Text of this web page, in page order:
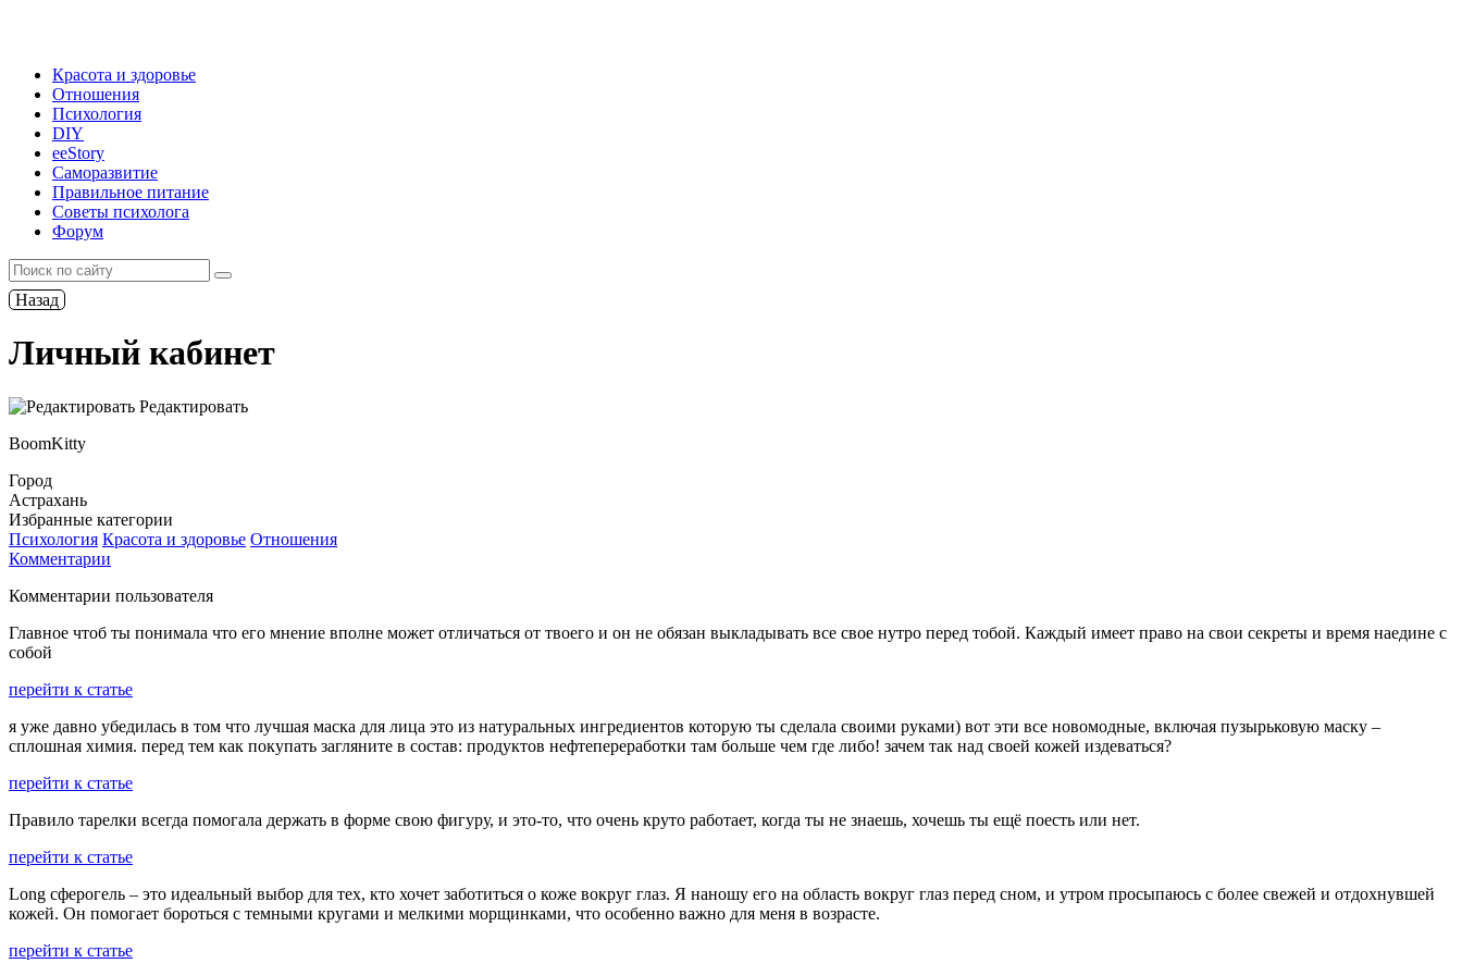
Красота и здоровье
Отношения
Психология
DIY
ееStory
Саморазвитие
Правильное питание
Советы психолога
Форум
Назад
Личный кабинет
Редактировать
BoomKitty
Город
Астрахань
Избранные категории
Психология Красота и здоровье Отношения
Комментарии
Комментарии пользователя
Главное чтоб ты понимала что его мнение вполне может отличаться от твоего и он не обязан выкладывать все свое нутро перед тобой. Каждый имеет право на свои секреты и время наедине с
собой
перейти к статье
я уже давно убедилась в том что лучшая маска для лица это из натуральных ингредиентов которую ты сделала своими руками) вот эти все новомодные, включая пузырьковую маску –
сплошная химия. перед тем как покупать загляните в состав: продуктов нефтепереработки там больше чем где либо! зачем так над своей кожей издеваться?
перейти к статье
Правило тарелки всегда помогала держать в форме свою фигуру, и это-то, что очень круто работает, когда ты не знаешь, хочешь ты ещё поесть или нет.
перейти к статье
Long сферогель – это идеальный выбор для тех, кто хочет заботиться о коже вокруг глаз. Я наношу его на область вокруг глаз перед сном, и утром просыпаюсь с более свежей и отдохнувшей
кожей. Он помогает бороться с темными кругами и мелкими морщинками, что особенно важно для меня в возрасте.
перейти к статье